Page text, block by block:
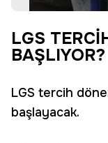
LGS
BAŞLIYOR?
LGS tercih
başlayacak.